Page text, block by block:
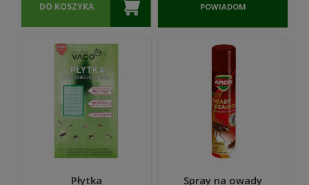
DO KOSZYKA
POWIADOM
DOSTĘPNOŚCI
Płytka
Spray na owady